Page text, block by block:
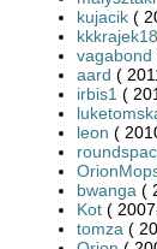
kujacik (
kkkrajek18
vagabond
aard (
irbis1 (
leon (
bwanga (
Kot (
tomza (